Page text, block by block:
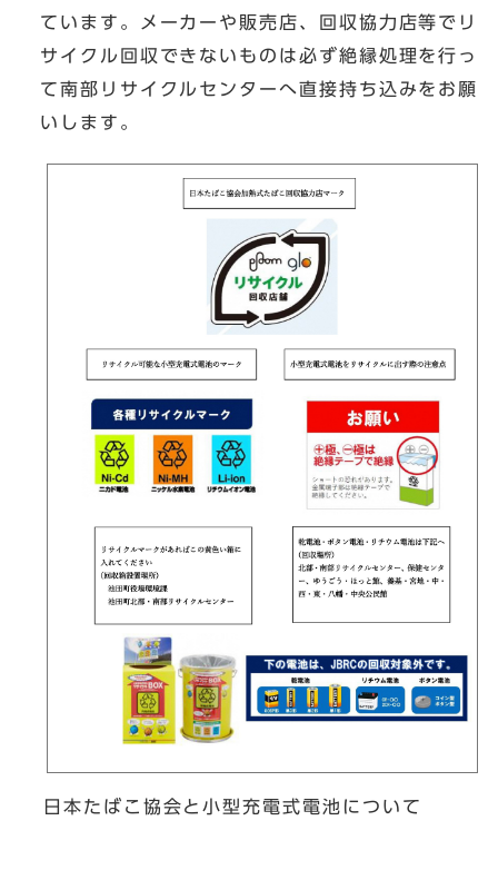
ています。メーカーや販売店、回収協力店等でリ
サイクル回収できないものは必ず絶縁処理を行っ
て南部リサイクルセンターへ直接持ち込みをお願
いします。
日本たばこ協会と小型充電式電池について